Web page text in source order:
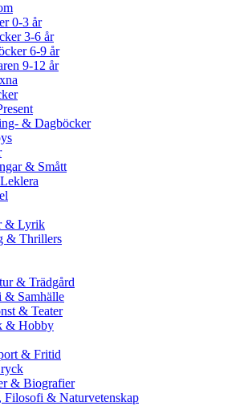
0-3 år
3-6 år
6-9 år
9-12 år
& Dagböcker
& Smått
& Lyrik
& Thrillers
& Trädgård
& Samhälle
& Teater
& Hobby
& Fritid
& Biografier
Filosofi & Naturvetenskap